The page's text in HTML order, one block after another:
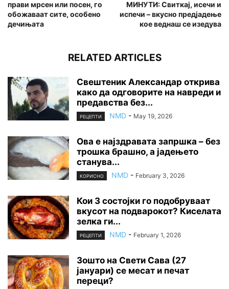
прави мрсен или посен, го
обожаваат сите, особено
дечињата
МИНУТИ: Свиткај, исечи и
испечи – вкусно предјадење
кое веднаш се изедува
RELATED ARTICLES
Свештеник Александар открива
како да одговорите на навреди и
предавства без...
РЕЦЕПТИ NMD - May 19, 2026
Ова е најздравата запршка – без
трошка брашно, а јадењето
станува...
КОРИСНО NMD - February 3, 2026
Кои 3 состојки го подобруваат
вкусот на подварокот? Киселата
зелка ги...
РЕЦЕПТИ NMD - February 1, 2026
Зошто на Свети Сава (27
јануари) се месат и печат
переци?